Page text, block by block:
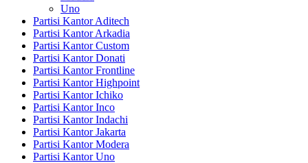
Uno
Partisi Kantor Aditech
Partisi Kantor Arkadia
Partisi Kantor Custom
Partisi Kantor Donati
Partisi Kantor Frontline
Partisi Kantor Highpoint
Partisi Kantor Ichiko
Partisi Kantor Inco
Partisi Kantor Indachi
Partisi Kantor Jakarta
Partisi Kantor Modera
Partisi Kantor Uno